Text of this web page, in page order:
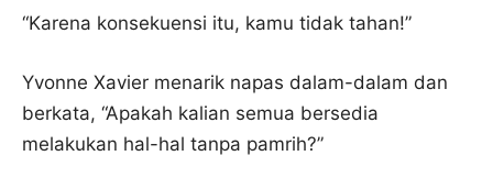
“Karena konsekuensi itu, kamu tidak tahan!”
Yvonne Xavier menarik napas dalam-dalam dan
berkata, “Apakah kalian semua bersedia
melakukan hal-hal tanpa pamrih?”